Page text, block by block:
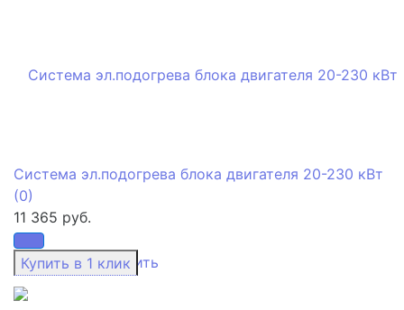
избранное сравнить
Система эл.подогрева блока двигателя 20-230 кВт
(0)
11 365 руб.